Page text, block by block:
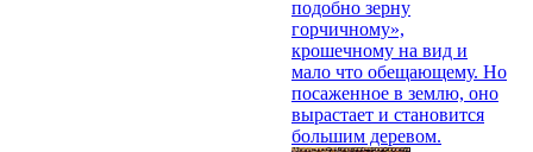
подобно зерну
горчичному»,
крошечному на вид и
мало что обещающему. Но
посаженное в землю, оно
вырастает и становится
большим деревом.